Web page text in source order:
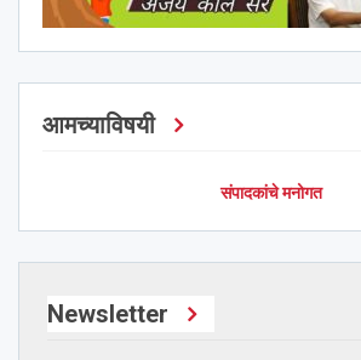
आमच्याविषयी
संपादकांचे मनोगत
Newsletter